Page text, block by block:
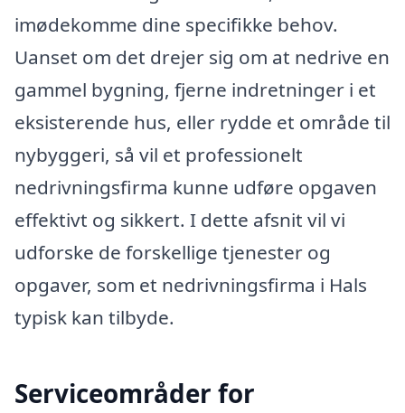
imødekomme dine specifikke behov.
Uanset om det drejer sig om at nedrive en
gammel bygning, fjerne indretninger i et
eksisterende hus, eller rydde et område til
nybyggeri, så vil et professionelt
nedrivningsfirma kunne udføre opgaven
effektivt og sikkert. I dette afsnit vil vi
udforske de forskellige tjenester og
opgaver, som et nedrivningsfirma i Hals
typisk kan tilbyde.
Serviceområder for